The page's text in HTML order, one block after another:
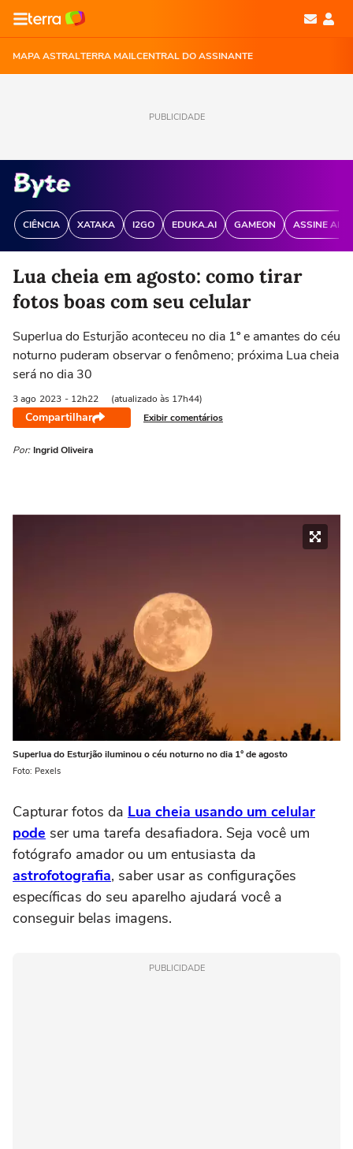
MAPA ASTRALTERRA MAILCENTRAL DO ASSINANTE
PUBLICIDADE
CIÊNCIA XATAKA I2GO EDUKA.AI GAMEON ASSINE
Lua cheia em agosto: como tirar
fotos boas com seu celular
Superlua do Esturjão aconteceu no dia 1º e amantes do céu
noturno puderam observar o fenômeno; próxima Lua cheia
será no dia 30
3 ago 2023 - 12h22 (atualizado às 17h44)
Compartilhar Exibir comentários
Por: Ingrid Oliveira
Superlua do Esturjão iluminou o céu noturno no dia 1° de agosto
Foto: Pexels
Capturar fotos da Lua cheia usando um celular
pode ser uma tarefa desafiadora. Seja você um
fotógrafo amador ou um entusiasta da
astrofotografia, saber usar as configurações
específicas do seu aparelho ajudará você a
conseguir belas imagens.
PUBLICIDADE